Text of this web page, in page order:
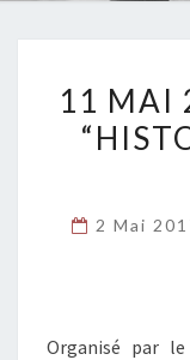
11 MAI
2 Mai
Organisé par